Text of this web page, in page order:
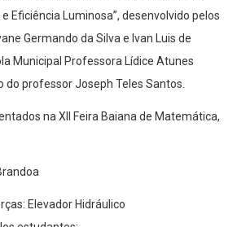
Eficiência Luminosa”, desenvolvido pelos
Germando da Silva e Ivan Luis de
Municipal Professora Lídice Atunes
do professor Joseph Teles Santos.
na XII Feira Baiana de Matemática,
Elevador Hidráulico